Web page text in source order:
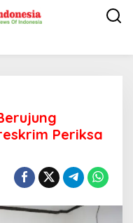
Periksa